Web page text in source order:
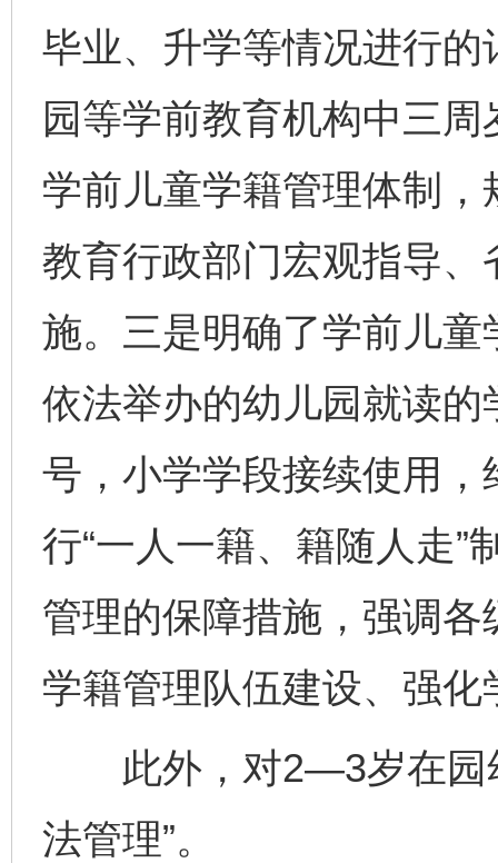
毕业、升学等情况进行
园等学前教育机构中三
学前儿童学籍管理体制
教育行政部门宏观指导
施。三是明确了学前儿
依法举办的幼儿园就读
号，小学学段接续使用
行“一人一籍、籍随人走”
管理的保障措施，强调
学籍管理队伍建设、强
此外，对2—3岁在园
法管理”。